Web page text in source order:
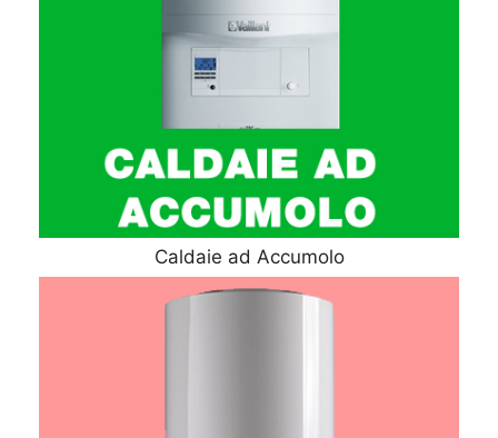
Caldaie ad Accumolo